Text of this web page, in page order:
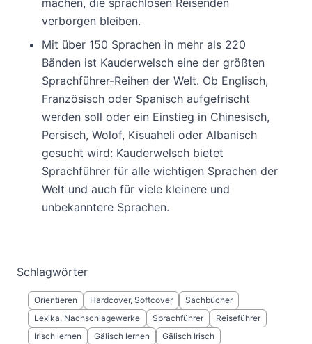
machen, die sprachlosen Reisenden
verborgen bleiben.
Mit über 150 Sprachen in mehr als 220
Bänden ist Kauderwelsch eine der größten
Sprachführer-Reihen der Welt. Ob Englisch,
Französisch oder Spanisch aufgefrischt
werden soll oder ein Einstieg in Chinesisch,
Persisch, Wolof, Kisuaheli oder Albanisch
gesucht wird: Kauderwelsch bietet
Sprachführer für alle wichtigen Sprachen der
Welt und auch für viele kleinere und
unbekanntere Sprachen.
Schlagwörter
Orientieren Hardcover, Softcover
Sachbücher
Lexika, Nachschlagewerke
Sprachführer
Reiseführer
Irisch lernen
Gälisch lernen
Gälisch Irisch